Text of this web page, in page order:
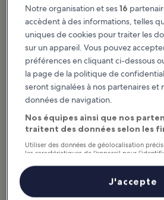
Cocoa Beach
Orlando
Cape Canaveral : que
Notre organisation et ses16
accèdent à des informations, telles
uniques de cookies pour traiter les
sur un appareil. Vous pouvez
préférences en cliquant ci-dessous
la page de la politique de
seront signalées à nos partenaires et
données de navigation.
Nos équipes ainsi que nos
traitent des données selon les
Utiliser des données de géolocalisation
les caractéristiques de l’appareil pour
personnalisés, mesure de performance des
études d’audience et développement de
Liste de nos partenaires (fournisseurs)
J'accepte